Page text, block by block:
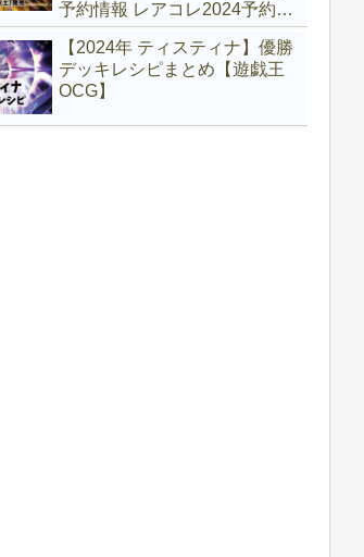
予約情報 レアコレ2024予約
【遊戯王】
【2024年 ティスティナ】優勝
デッキレシピまとめ【遊戯王
OCG】